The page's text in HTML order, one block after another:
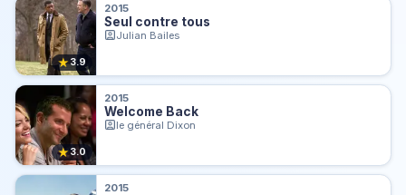
★3.9
2015
Seul contre tous
Julian Bailes
★3.0
2015
Welcome Back
le général Dixon
2015